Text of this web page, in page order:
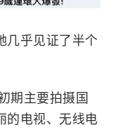
几乎见证了半个
期主要拍摄国
的电视、无线电